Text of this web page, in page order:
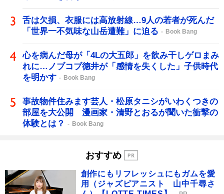
舌は欠損、衣服には高放射線…9人の若者が死んだ
「世界一不気味な山岳遭難」に迫る
Book Bang
心を病んだ母が「4Lの大五郎」を飲み干しゲロまみ
れに…ノブコブ徳井が「感情を失くした」子供時代
を明かす
Book Bang
事故物件住みます芸人・松原タニシがいわくつきの
部屋を大公開 漫画家・清野とおるが聞いた衝撃の
体験とは？
Book Bang
おすすめ
創作にもリフレッシュにもガムを愛
用（ジャズピアニスト 山中千尋さ